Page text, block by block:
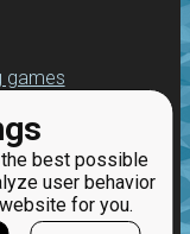
best possible
user behavior
for you.
games